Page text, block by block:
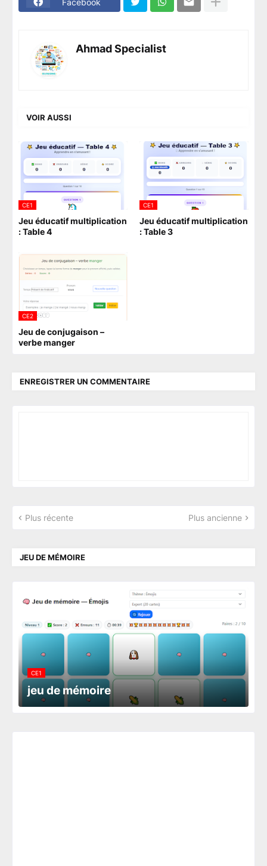
Ahmad Specialist
VOIR AUSSI
CE1
Jeu éducatif multiplication
: Table 4
CE1
Jeu éducatif multiplication
: Table 3
CE2
Jeu de conjugaison –
verbe manger
ENREGISTRER UN COMMENTAIRE
Plus récente Plus ancienne
JEU DE MÉMOIRE
CE1
jeu de mémoire